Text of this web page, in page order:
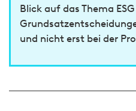
Blick auf das Thema
und nicht erst bei der